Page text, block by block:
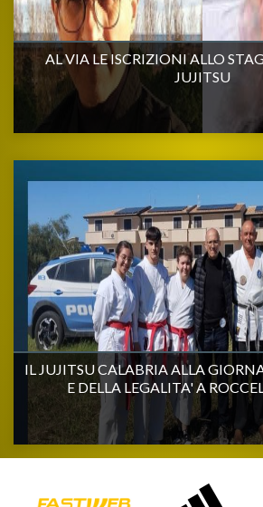
AL VIA LE ISCRIZIONI ALLO
JUJITSU
IL JUJITSU CALABRIA ALLA
E DELLA LEGALITA' A